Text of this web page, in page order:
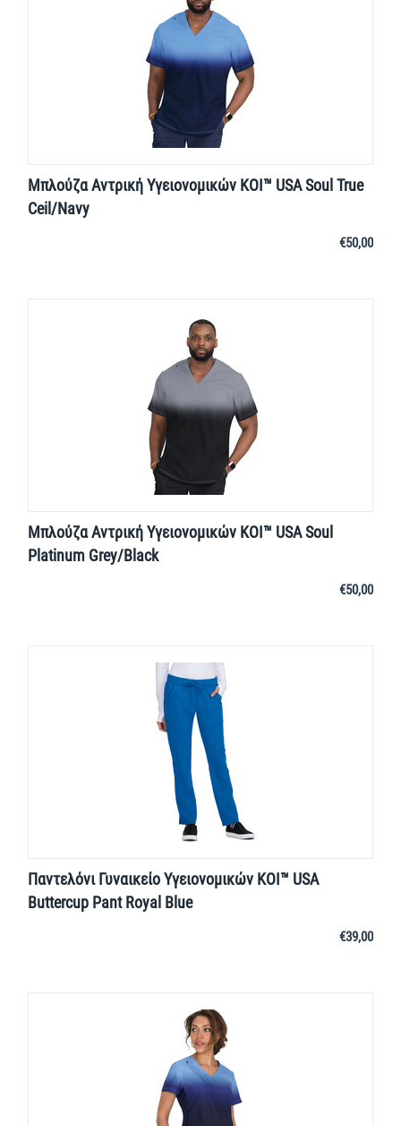
Μπλούζα Αντρική Υγειονομικών KOI™ USA Soul True
Ceil/Navy
€50,00
Μπλούζα Αντρική Υγειονομικών KOI™ USA Soul
Platinum Grey/Black
€50,00
Παντελόνι Γυναικείο Υγειονομικών KOI™ USA
Buttercup Pant Royal Blue
€39,00